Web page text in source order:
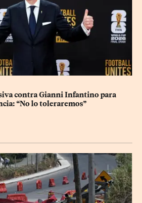
contra Gianni Infantino para
“No lo toleraremos”